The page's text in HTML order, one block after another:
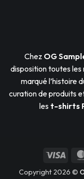
Chez OG
disposition toutes
marqué l’histoire
curation de produits
les t-shirts
Visa
Copyright 2026 ©